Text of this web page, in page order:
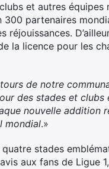
et autres équipes
partenaires
la licence pour les
de notre
des stades et clubs
nouvelle addition
mondial.»
stades
aux fans de Ligue